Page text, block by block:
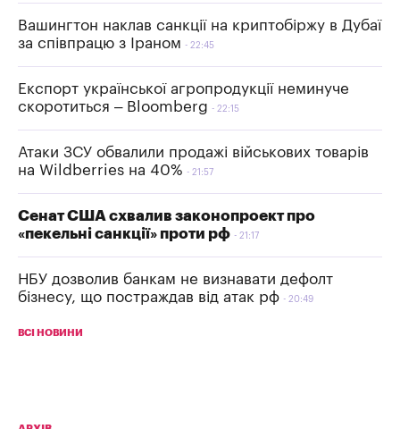
Вашингтон наклав санкції на криптобіржу в Дубаї
за співпрацю з Іраном
22:45
Експорт української агропродукції неминуче
скоротиться – Bloomberg
22:15
Атаки ЗСУ обвалили продажі військових товарів
на Wildberries на 40%
21:57
Сенат США схвалив законопроект про
«пекельні санкції» проти рф
21:17
НБУ дозволив банкам не визнавати дефолт
бізнесу, що постраждав від атак рф
20:49
ВСІ НОВИНИ